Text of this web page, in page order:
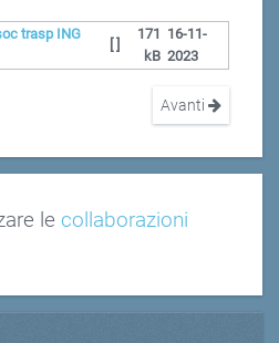
trasp ING
171
kB
16-11-
2023
Avanti
le collaborazioni